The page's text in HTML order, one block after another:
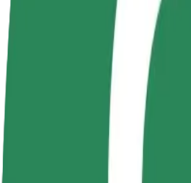
Tjen penger på egne
Bli et
Lever mat
ukentlig
Hvordan komme seg fra Gara